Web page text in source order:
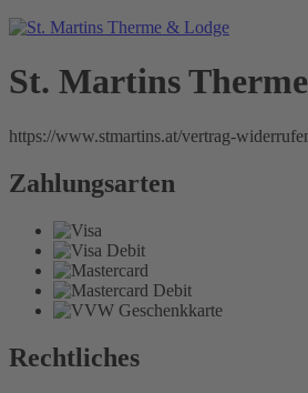
St. Martins
https://www.stmartins.at/vertrag-
Zahlungsarten
Rechtliches